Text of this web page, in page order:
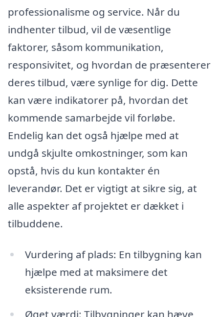
professionalisme og service. Når du
indhenter tilbud, vil de væsentlige
faktorer, såsom kommunikation,
responsivitet, og hvordan de præsenterer
deres tilbud, være synlige for dig. Dette
kan være indikatorer på, hvordan det
kommende samarbejde vil forløbe.
Endelig kan det også hjælpe med at
undgå skjulte omkostninger, som kan
opstå, hvis du kun kontakter én
leverandør. Det er vigtigt at sikre sig, at
alle aspekter af projektet er dækket i
tilbuddene.
Vurdering af plads: En tilbygning kan
hjælpe med at maksimere det
eksisterende rum.
Øget værdi: Tilbygninger kan hæve